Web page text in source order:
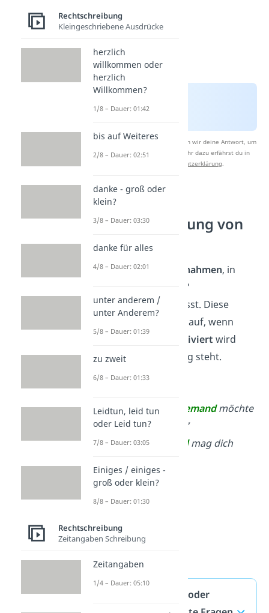
Nach Beantwortung speichern wir deine Antwort, um
Studyflix zu verbessern. Mehr dazu erfährst du in
Datenschutzerklärung.
Ausnahme:
Großschreibung von
„jemand“
Es gibt jedoch Ausnahmen, in
denen du „jemand“
großschreiben musst. Diese
Ausnahmen treten auf, wenn
substantiviert wird
oder am Satzanfang steht.
Beispiele:
„Ein gewisser
Jemandmöchte
dich sprechen.“
„Dieser
Jemandmag dich
„jemand“ groß oder
Rechtschreibung
Kleingeschriebene Ausdrücke
herzlich
willkommen oder
herzlich
Willkommen?
1/8 – Dauer: 01:42
bis auf Weiteres
2/8 – Dauer: 02:51
danke - groß oder
klein?
3/8 – Dauer: 03:30
danke für alles
4/8 – Dauer: 02:01
unter anderem /
unter Anderem?
5/8 – Dauer: 01:39
zu zweit
6/8 – Dauer: 01:33
Leidtun, leid tun
oder Leid tun?
7/8 – Dauer: 03:05
Einiges / einiges -
groß oder klein?
8/8 – Dauer: 01:30
Rechtschreibung
Zeitangaben Schreibung
Zeitangaben
1/4 – Dauer: 05:10